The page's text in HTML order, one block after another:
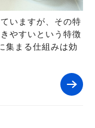
いますが、その特
やすいという特徴
集まる仕組みは効